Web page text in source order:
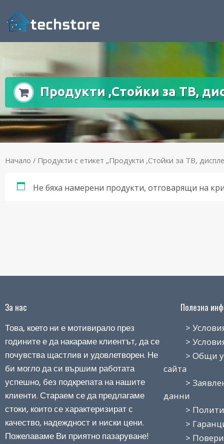
Продукти ,Стойки за ТВ,
Начало / Продукти с етикет „Продукти ,Стойки за ТВ,
Не бяха намерени продукти, отговарящи на
За нас
Това, което ни е мотивирало през
годините е да накараме клиентът, да се
почувства щастлив и удовлетворен. Не
би могло да си вършим работата
успешно, без подкрепата на нашите
клиенти. Стараем се да предлагаме
стоки, които се характеризират с
качество, надеждност и ниски цени.
Пожелаваме Ви приятно пазаруване!
Полезна
> Условия
> Условия
> Общи
сайта
>
данни
>
>
>